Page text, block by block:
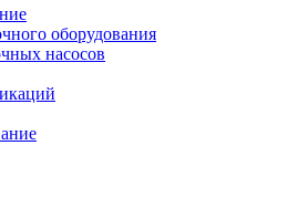
оборудования
насосов